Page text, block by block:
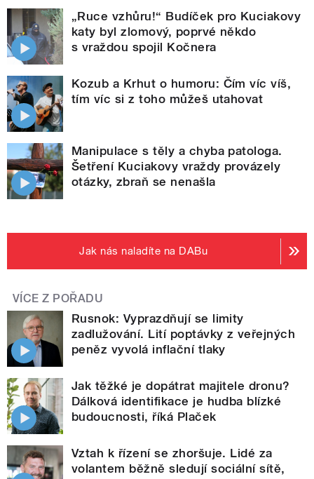
„Ruce vzhůru!“ Budíček pro Kuciakovy
katy byl zlomový, poprvé někdo
s vraždou spojil Kočnera
Kozub a Krhut o humoru: Čím víc víš,
tím víc si z toho můžeš utahovat
Manipulace s těly a chyba patologa.
Šetření Kuciakovy vraždy provázely
otázky, zbraň se nenašla
Jak nás naladíte na DABu
VÍCE Z POŘADU
Rusnok: Vyprazdňují se limity
zadlužování. Lití poptávky z veřejných
peněz vyvolá inflační tlaky
Jak těžké je dopátrat majitele dronu?
Dálková identifikace je hudba blízké
budoucnosti, říká Plaček
Vztah k řízení se zhoršuje. Lidé za
volantem běžně sledují sociální sítě,